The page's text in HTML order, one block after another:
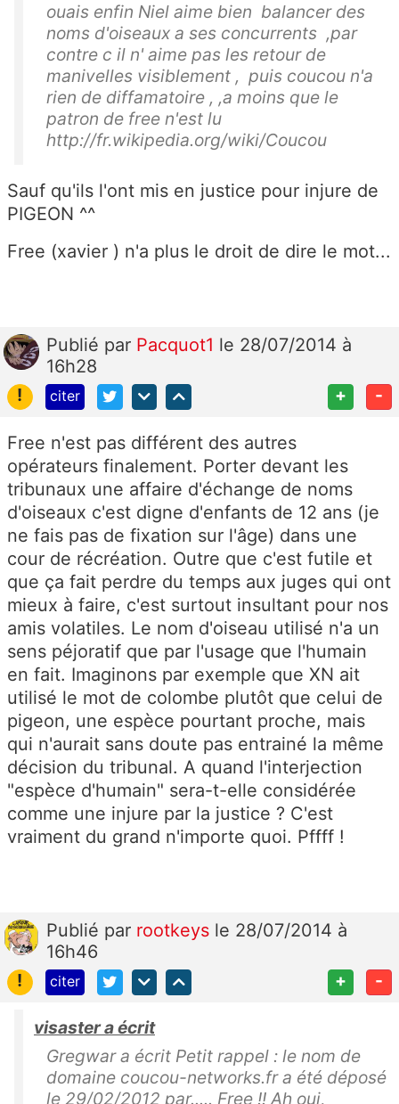
ouais enfin Niel aime bien balancer des
noms d'oiseaux a ses concurrents ,par
contre c il n' aime pas les retour de
manivelles visiblement , puis coucou n'a
rien de diffamatoire , ,a moins que le
patron de free n'est lu
http://fr.wikipedia.org/wiki/Coucou
Sauf qu'ils l'ont mis en justice pour injure de
PIGEON ^^
Free (xavier ) n'a plus le droit de dire le mot...
Publié par Pacquot1 le 28/07/2014 à
16h28
!
citer + -
Free n'est pas différent des autres
opérateurs finalement. Porter devant les
tribunaux une affaire d'échange de noms
d'oiseaux c'est digne d'enfants de 12 ans (je
ne fais pas de fixation sur l'âge) dans une
cour de récréation. Outre que c'est futile et
que ça fait perdre du temps aux juges qui ont
mieux à faire, c'est surtout insultant pour nos
amis volatiles. Le nom d'oiseau utilisé n'a un
sens péjoratif que par l'usage que l'humain
en fait. Imaginons par exemple que XN ait
utilisé le mot de colombe plutôt que celui de
pigeon, une espèce pourtant proche, mais
qui n'aurait sans doute pas entrainé la même
décision du tribunal. A quand l'interjection
"espèce d'humain" sera-t-elle considérée
comme une injure par la justice ? C'est
vraiment du grand n'importe quoi. Pffff !
Publié par rootkeys le 28/07/2014 à
16h46
!
citer + -
visaster a écrit
Gregwar a écrit Petit rappel : le nom de
domaine coucou-networks.fr a été déposé
le 29/02/2012 par..... Free !! Ah oui,